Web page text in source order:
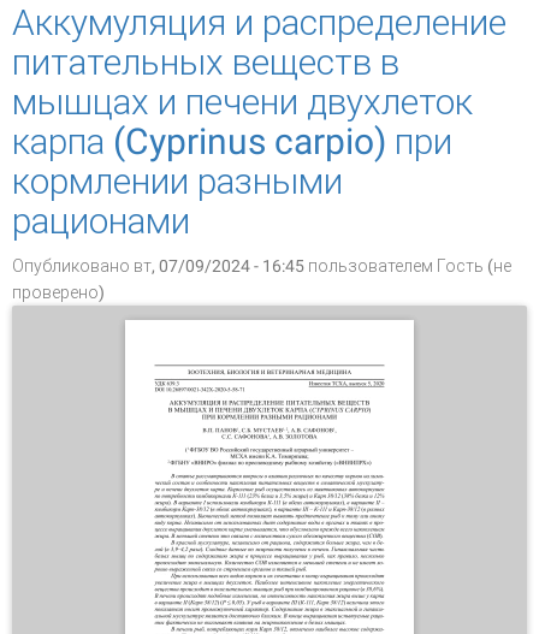
постнатального развития
Аккумуляция и распределение
питательных веществ в
мышцах и печени двухлеток
карпа (Cyprinus carpio) при
кормлении разными
рационами
Опубликовано вт, 07/09/2024 - 16:45 пользователем Гость (не
проверено)